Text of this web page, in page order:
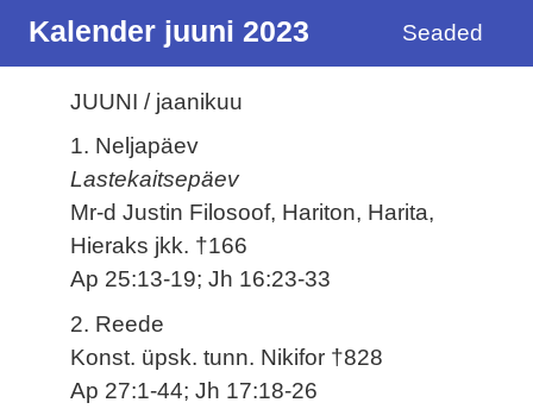
Kalender juuni 2023 Seaded
JUUNI / jaanikuu
1. Neljapäev
Lastekaitsepäev
Mr-d Justin Filosoof, Hariton, Harita,
Hieraks jkk. †166
Ap 25:13-19; Jh 16:23-33
2. Reede
Konst. üpsk. tunn. Nikifor †828
Ap 27:1-44; Jh 17:18-26